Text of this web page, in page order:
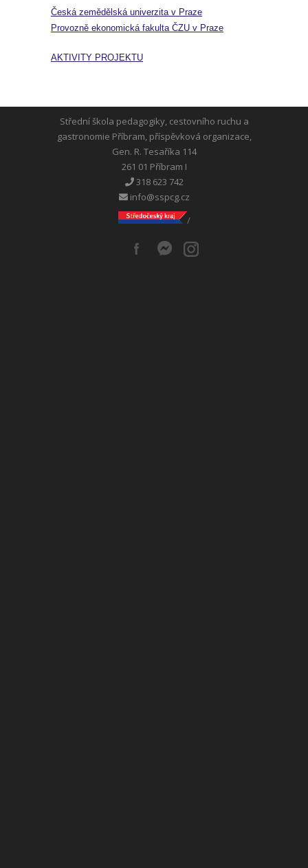
Česká zemědělská univerzita v Praze
Provozně ekonomická fakulta ČZU v Praze
AKTIVITY PROJEKTU
Střední škola pedagogiky, cestovního ruchu a
gastronomie Příbram, příspěvková organizace,
Gen. R. Tesaříka 114
261 01 Příbram I
318 623 742
info@sspcg.cz
/